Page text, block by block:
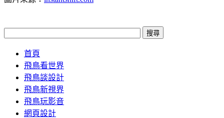
首頁
飛鳥看世界
飛鳥談設計
飛鳥新視界
飛鳥玩影音
網頁設計